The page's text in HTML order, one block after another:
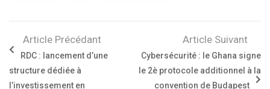
Article Précédant
RDC : lancement d’une
structure dédiée à
l’investissement en
Article Suivant
Cybersécurité : le Ghana signe
le 2è protocole additionnel à la
convention de Budapest